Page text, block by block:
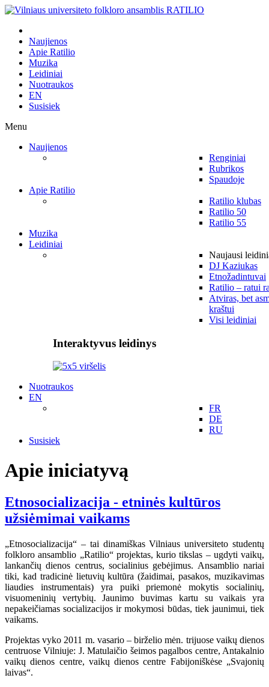
Naujienos
Apie Ratilio
Muzika
Leidiniai
Nuotraukos
EN
Susisiek
Menu
Naujienos
Renginiai
Rubrikos
Spaudoje
Apie Ratilio
Ratilio klubas
Ratilio 50
Ratilio 55
Muzika
Leidiniai
Naujausi
DJ Kaziukas
Etnožadintuvai
Ratilio – ratui
Atviras, bet
kraštui
Visi leidiniai
Interaktyvus leidinys
Nuotraukos
EN
FR
DE
RU
Susisiek
Apie iniciatyvą
Etnosocializacija - etninės kultūros
užsiėmimai vaikams
„Etnosocializacija“ – tai dinamiškas Vilniaus universiteto studentų
folkloro ansamblio „Ratilio“ projektas, kurio tikslas – ugdyti vaikų,
lankančių dienos centrus, socialinius gebėjimus. Ansamblio nariai
tiki, kad tradicinė lietuvių kultūra (žaidimai, pasakos, muzikavimas
liaudies instrumentais) yra puiki priemonė mokytis socialinių,
visuomeninių vertybių. Jaunimo buvimas kartu su vaikais yra
nepakeičiamas socializacijos ir mokymosi būdas, tiek jaunimui, tiek
vaikams.
Projektas vyko 2011 m. vasario – birželio mėn. trijuose vaikų dienos
centruose Vilniuje: J. Matulaičio šeimos pagalbos centre, Antakalnio
vaikų dienos centre, vaikų dienos centre Fabijoniškėse „Svajonių
laivas“.